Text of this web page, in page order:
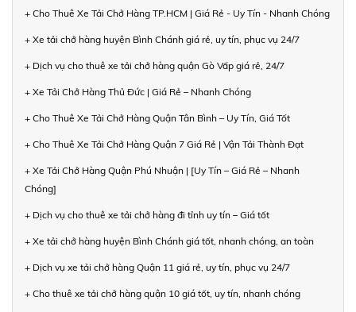
+ Cho Thuê Xe Tải Chở Hàng TP.HCM | Giá Rẻ - Uy Tín - Nhanh Chóng
+ Xe tải chở hàng huyện Bình Chánh giá rẻ, uy tín, phục vụ 24/7
+ Dịch vụ cho thuê xe tải chở hàng quận Gò Vấp giá rẻ, 24/7
+ Xe Tải Chở Hàng Thủ Đức | Giá Rẻ – Nhanh Chóng
+ Cho Thuê Xe Tải Chở Hàng Quận Tân Bình – Uy Tín, Giá Tốt
+ Cho Thuê Xe Tải Chở Hàng Quận 7 Giá Rẻ | Vận Tải Thành Đạt
+ Xe Tải Chở Hàng Quận Phú Nhuận | [Uy Tín – Giá Rẻ – Nhanh
Chóng]
+ Dịch vụ cho thuê xe tải chở hàng đi tỉnh uy tín – Giá tốt
+ Xe tải chở hàng huyện Bình Chánh giá tốt, nhanh chóng, an toàn
+ Dịch vụ xe tải chở hàng Quận 11 giá rẻ, uy tín, phục vụ 24/7
+ Cho thuê xe tải chở hàng quận 10 giá tốt, uy tín, nhanh chóng